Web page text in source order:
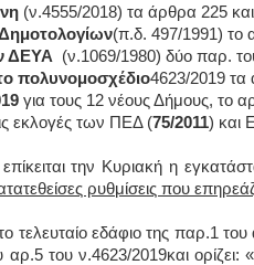
(ν.4555/2018) τα άρθρα 225
(π.δ. 497/1991) το
ΔΕΥΑ (ν.1069/1980) δύο παρ.
πολυνομοσχέδιο4623/2019 τα
για τους 12 νέους Δήμους, το
εκλογές των ΠΕΔ (75/2011) και
επίκειται την Κυριακή η
ρυθμίσεις που
τελευταίο εδάφιο της παρ.1
του ν.4623/2019και ορίζει: «